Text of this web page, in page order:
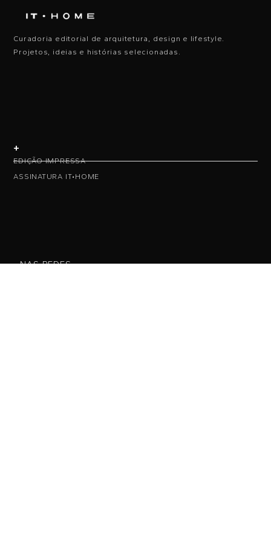
Curadoria editorial de arquitetura, design e lifestyle.
Projetos, ideias e histórias selecionadas.
+
EDIÇÃO IMPRESSA
ASSINATURA IT•HOME
• NAS REDES •